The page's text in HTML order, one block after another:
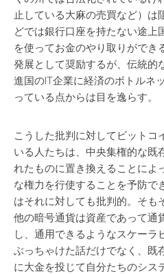
止している大麻の売買など）は
どでは銀行口座を持たない途上
を使ってお金のやり取りができ
発展として奨励するが、伝統的
進国のIT企業に経済のボトルネ
っている点からは目を逸らす。
こうした批判に対してビットコ
いる人たちは、中央集権的な既
れたものに置き換えることによ
な権力を行使することを予防で
はそれに対しても批判的。そも
他の暗号通貨は資産であって通
し、通用できるようなスケーラ
ぶっちゃけた話だけでなく、既
に大金を投じて自分たちのシス